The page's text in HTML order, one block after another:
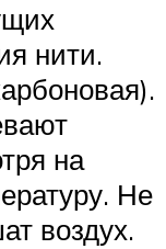
нити.
на
Не
воздух.